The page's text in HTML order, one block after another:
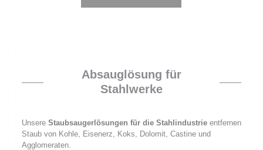
Absauglösung für
Stahlwerke
Unsere Staubsaugerlösungen für die Stahlindustrieentfernen
Staub von Kohle, Eisenerz, Koks, Dolomit, Castine und
Agglomeraten.